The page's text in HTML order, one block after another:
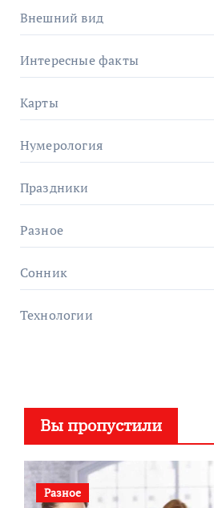
Внешний вид
Интересные факты
Карты
Нумерология
Праздники
Разное
Сонник
Технологии
Вы пропустили
Разное